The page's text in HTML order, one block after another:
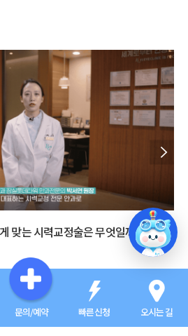
맞는 시력교정술은 무엇일까?
문의/예약 빠른신청 오시는 길